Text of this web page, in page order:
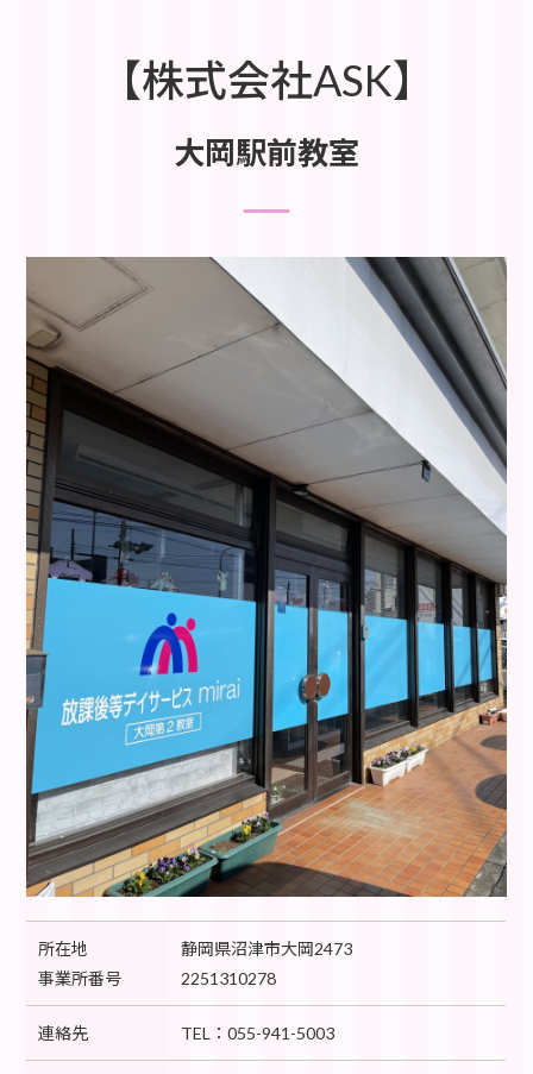
【株式会社ASK】
大岡駅前教室
所在地
事業所番号
静岡県沼津市大岡2473
2251310278
連絡先 TEL：055-941-5003